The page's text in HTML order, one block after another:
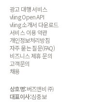
광고 대행 서비스
vling Open API
vling 소개서 다운로드
서비스 이용 약관
개인정보처리방침
자주 묻는 질문(FAQ)
비즈니스 제휴 문의
고객문의
채용
상호명:버즈앤비 ㈜
대표이사:심충보